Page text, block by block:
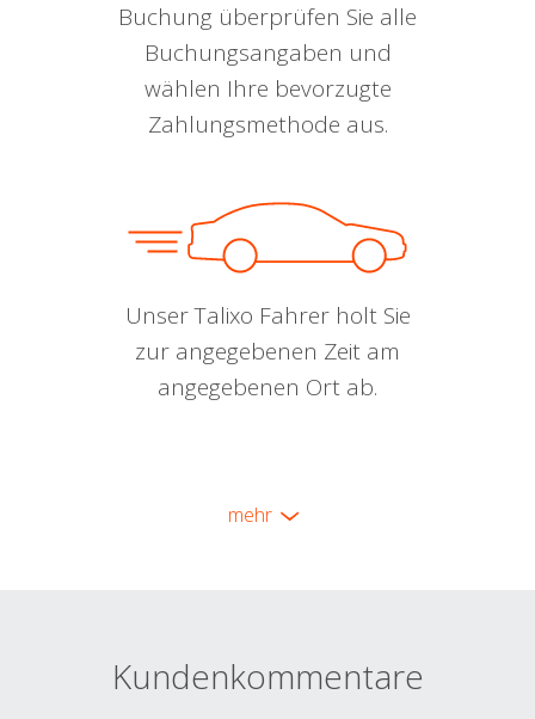
Buchung überprüfen Sie alle
Buchungsangaben und
wählen Ihre bevorzugte
Zahlungsmethode aus.
Unser Talixo Fahrer holt Sie
zur angegebenen Zeit am
angegebenen Ort ab.
mehr
Kundenkommentare